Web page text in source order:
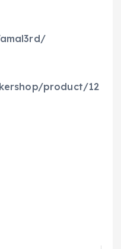
product/12